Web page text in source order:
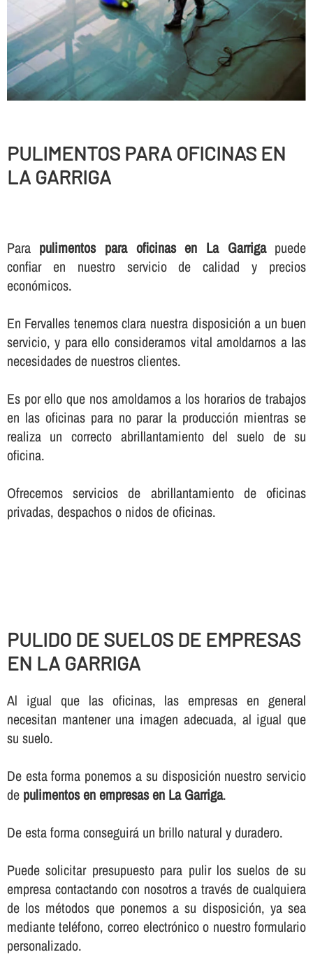
PULIMENTOS PARA OFICINAS EN
LA GARRIGA
Para pulimentos para oficinas en La Garrigapuede
confiar en nuestro servicio de calidad y precios
económicos.
En Fervalles tenemos clara nuestra disposición a un buen
servicio, y para ello consideramos vital amoldarnos a las
necesidades de nuestros clientes.
Es por ello que nos amoldamos a los horarios de trabajos
en las oficinas para no parar la producción mientras se
realiza un correcto abrillantamiento del suelo de su
oficina.
Ofrecemos servicios de abrillantamiento de oficinas
privadas, despachos o nidos de oficinas.
PULIDO DE SUELOS DE EMPRESAS
EN LA GARRIGA
Al igual que las oficinas, las empresas en general
necesitan mantener una imagen adecuada, al igual que
su suelo.
De esta forma ponemos a su disposición nuestro servicio
de pulimentos en empresas en La Garriga.
De esta forma conseguirá un brillo natural y duradero.
Puede solicitar presupuesto para pulir los suelos de su
empresa contactando con nosotros a través de cualquiera
de los métodos que ponemos a su disposición, ya sea
mediante teléfono, correo electrónico o nuestro formulario
personalizado.